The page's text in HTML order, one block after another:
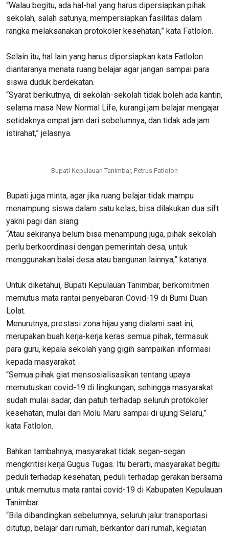
“Walau begitu, ada hal-hal yang harus dipersiapkan pihak
sekolah, salah satunya, mempersiapkan fasilitas dalam
rangka melaksanakan protokoler kesehatan,” kata Fatlolon.
Selain itu, hal lain yang harus dipersiapkan kata Fatlolon
diantaranya menata ruang belajar agar jangan sampai para
siswa duduk berdekatan.
“Syarat berikutnya, di sekolah-sekolah tidak boleh ada kantin,
selama masa New Normal Life, kurangi jam belajar mengajar
setidaknya empat jam dari sebelumnya, dan tidak ada jam
istirahat,” jelasnya.
Bupati Kepulauan Tanimbar, Petrus Fatlolon
Bupati juga minta, agar jika ruang belajar tidak mampu
menampung siswa dalam satu kelas, bisa dilakukan dua sift
yakni pagi dan siang.
“Atau sekiranya belum bisa menampung juga, pihak sekolah
perlu berkoordinasi dengan pemerintah desa, untuk
menggunakan balai desa atau bangunan lainnya,” katanya.
Untuk diketahui, Bupati Kepulauan Tanimbar, berkomitmen
memutus mata rantai penyebaran Covid-19 di Bumi Duan
Lolat.
Menurutnya, prestasi zona hijau yang dialami saat ini,
merupakan buah kerja-kerja keras semua pihak, termasuk
para guru, kepala sekolah yang gigih sampaikan informasi
kepada masyarakat.
“Semua pihak giat mensosialisasikan tentang upaya
memutuskan covid-19 di lingkungan, sehingga masyarakat
sudah mulai sadar, dan patuh terhadap seluruh protokoler
kesehatan, mulai dari Molu Maru sampai di ujung Selaru,”
kata Fatlolon.
Bahkan tambahnya, masyarakat tidak segan-segan
mengkritisi kerja Gugus Tugas. Itu berarti, masyarakat begitu
peduli terhadap kesehatan, peduli terhadap gerakan bersama
untuk memutus mata rantai covid-19 di Kabupaten Kepulauan
Tanimbar.
“Bila dibandingkan sebelumnya, seluruh jalur transportasi
ditutup, belajar dari rumah, berkantor dari rumah, kegiatan